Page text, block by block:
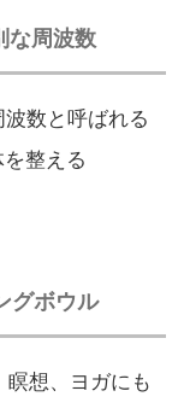
な周波数
波数と呼ばれる
整える
グボウル
想、ヨガにも